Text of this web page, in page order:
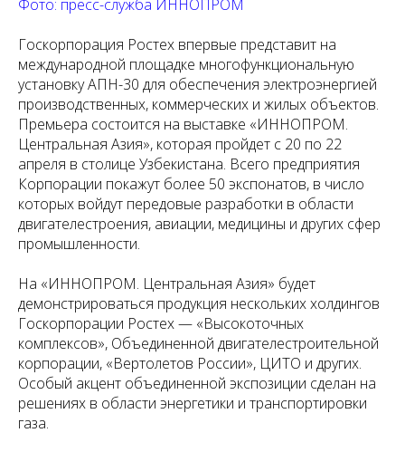
Фото: пресс-служба ИННОПРОМ
Госкорпорация Ростех впервые представит на
международной площадке многофункциональную
установку АПН-30 для обеспечения электроэнергией
производственных, коммерческих и жилых объектов.
Премьера состоится на выставке «ИННОПРОМ.
Центральная Азия», которая пройдет с 20 по 22
апреля в столице Узбекистана. Всего предприятия
Корпорации покажут более 50 экспонатов, в число
которых войдут передовые разработки в области
двигателестроения, авиации, медицины и других сфер
промышленности.
На «ИННОПРОМ. Центральная Азия» будет
демонстрироваться продукция нескольких холдингов
Госкорпорации Ростех — «Высокоточных
комплексов», Объединенной двигателестроительной
корпорации, «Вертолетов России», ЦИТО и других.
Особый акцент объединенной экспозиции сделан на
решениях в области энергетики и транспортировки
газа.